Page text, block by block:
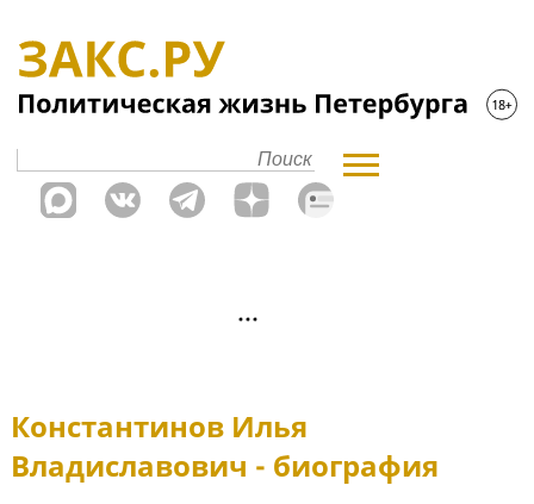
Константинов Илья
Владиславович - биография